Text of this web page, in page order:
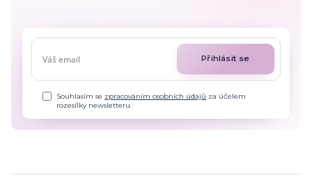
Přihlásit se
Souhlasím se zpracováním osobních údajů za účelem
rozesílky newsletteru.